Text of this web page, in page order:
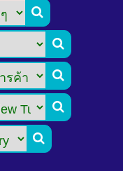




